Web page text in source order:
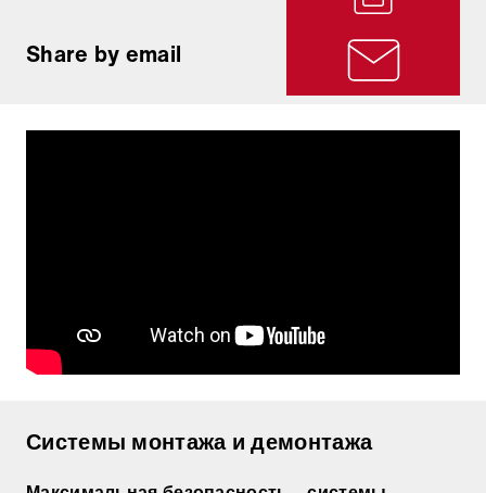
Share by email
Системы монтажа и демонтажа